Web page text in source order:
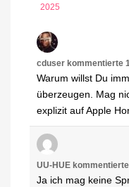
2025
cduser kommentierte
Warum willst Du
überzeugen. Mag
explizit auf Apple
UU-HUE kommentierte
Ja ich mag keine